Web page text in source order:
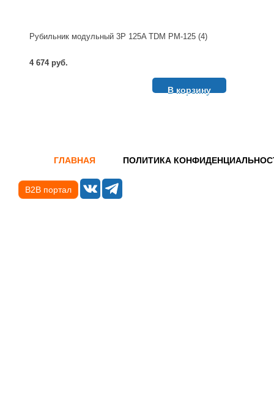
Рубильник модульный 3P 125A TDM РМ-125 (4)
4 674 руб.
В корзину
ГЛАВНАЯ ПОЛИТИКА
B2B портал